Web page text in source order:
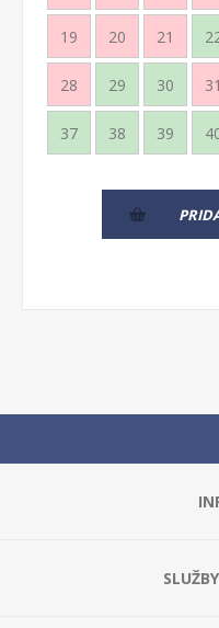
19 20 21
28 29 30 31
37 38 39